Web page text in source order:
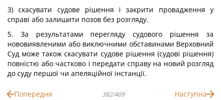
3) скасувати судове рішення і закрити провадження у
справі або залишити позов без розгляду.
5. За результатами перегляду судового рішення за
нововиявленими або виключними обставинами Верховний
Суд може також скасувати судове рішення (судові рішення)
повністю або частково і передати справу на новий розгляд
до суду першої чи апеляційної інстанції.
Попередня 382/409 Наступна